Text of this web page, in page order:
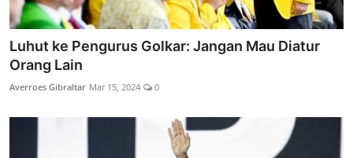
Luhut ke Pengurus Golkar: Jangan Mau Diatur
Orang Lain
Averroes Gibraltar Mar 15, 2024 0